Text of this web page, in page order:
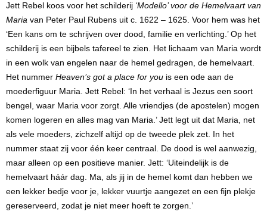
Jett Rebel koos voor het schilderij ‘Modello’ voor de Hemelvaart van
Maria van Peter Paul Rubens uit c. 1622 – 1625. Voor hem was het
‘Een kans om te schrijven over dood, familie en verlichting.’ Op het
schilderij is een bijbels tafereel te zien. Het lichaam van Maria wordt
in een wolk van engelen naar de hemel gedragen, de hemelvaart.
Het nummer Heaven’s got a place for you is een ode aan de
moederfiguur Maria. Jett Rebel: ‘In het verhaal is Jezus een soort
bengel, waar Maria voor zorgt. Alle vriendjes (de apostelen) mogen
komen logeren en alles mag van Maria.’ Jett legt uit dat Maria, net
als vele moeders, zichzelf altijd op de tweede plek zet. In het
nummer staat zij voor één keer centraal. De dood is wel aanwezig,
maar alleen op een positieve manier. Jett: ‘Uiteindelijk is de
hemelvaart háár dag. Ma, als jij in de hemel komt dan hebben we
een lekker bedje voor je, lekker vuurtje aangezet en een fijn plekje
gereserveerd, zodat je niet meer hoeft te zorgen.’